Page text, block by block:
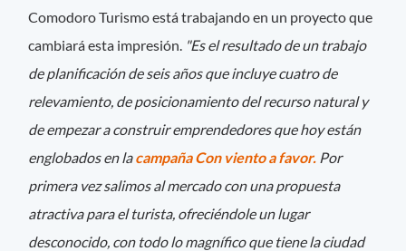
Comodoro Turismo está trabajando en un proyecto que
cambiará esta impresión. "Es el resultado de un trabajo
de planificación de seis años que incluye cuatro de
relevamiento, de posicionamiento del recurso natural y
de empezar a construir emprendedores que hoy están
englobados en lacampaña Con viento a favor. Por
primera vez salimos al mercado con una propuesta
atractiva para el turista, ofreciéndole un lugar
desconocido, con todo lo magnífico que tiene la ciudad